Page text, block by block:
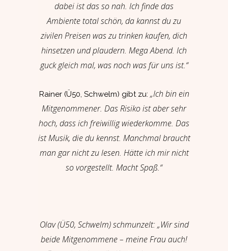
dabei ist das so nah. Ich finde das
Ambiente total schön, da kannst du zu
zivilen Preisen was zu trinken kaufen, dich
hinsetzen und plaudern. Mega Abend. Ich
guck gleich mal, was noch was für uns ist.“
Rainer (Ü50, Schwelm) gibt zu: „Ich bin ein
Mitgenommener. Das Risiko ist aber sehr
hoch, dass ich freiwillig wiederkomme. Das
ist Musik, die du kennst. Manchmal braucht
man gar nicht zu lesen. Hätte ich mir nicht
so vorgestellt. Macht Spaß.“
Olav (Ü50, Schwelm) schmunzelt: „Wir sind
beide Mitgenommene – meine Frau auch!